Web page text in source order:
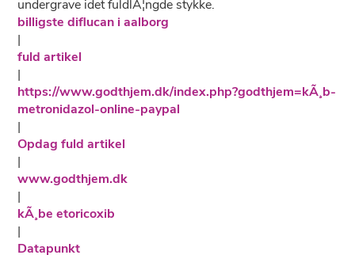
undergrave idet fuldlÃ¦ngde stykke.
billigste diflucan i aalborg
|
fuld artikel
|
https://www.godthjem.dk/index.php?godthjem=kÃ¸b-
metronidazol-online-paypal
|
Opdag fuld artikel
|
www.godthjem.dk
|
kÃ¸be etoricoxib
|
Datapunkt